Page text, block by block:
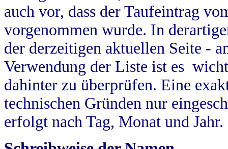
auch vor, dass der Taufeintrag
vorgenommen wurde. In
der derzeitigen aktuellen Seite -
Verwendung der Liste ist es
dahinter zu überprüfen. Eine
technischen Gründen nur
erfolgt nach Tag, Monat und Jahr.